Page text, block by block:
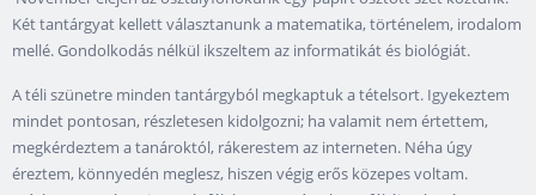
Két tantárgyat kellett választanunk a matematika, történelem, irodalom
mellé. Gondolkodás nélkül ikszeltem az informatikát és biológiát.
A téli szünetre minden tantárgyból megkaptuk a tételsort. Igyekeztem
mindet pontosan, részletesen kidolgozni; ha valamit nem értettem,
megkérdeztem a tanároktól, rákerestem az interneten. Néha úgy
éreztem, könnyedén meglesz, hiszen végig erős közepes voltam.